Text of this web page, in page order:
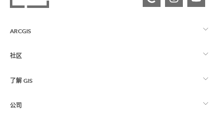
ARCGIS
ArcGIS 概览
制图
社区
Esri 社区
ArcGIS 博客
了解 GIS
什么是 GIS？
公司